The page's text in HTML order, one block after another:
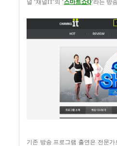
널 ‘채널IT’의 ‘스마트쇼Q’라는 방
기존 방송 프로그램 출연은 전문